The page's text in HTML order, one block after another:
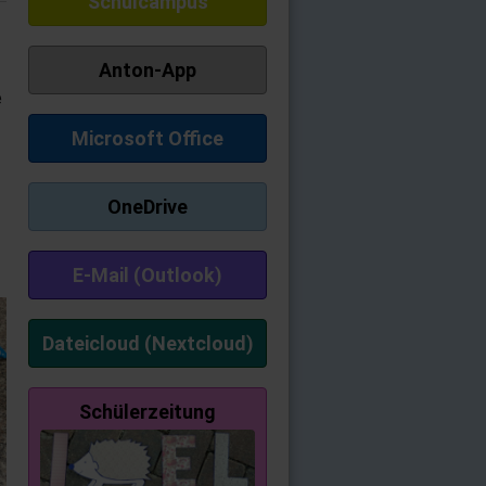
Anton-App
Microsoft Office
OneDrive
E-Mail (Outlook)
Dateicloud (Nextcloud)
Schülerzeitung